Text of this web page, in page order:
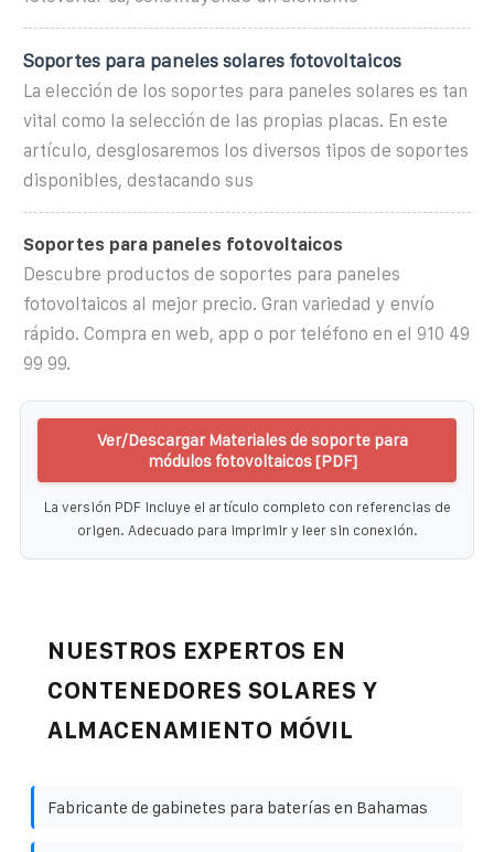
Soportes para paneles solares fotovoltaicos
La elección de los soportes para paneles solares es tan
vital como la selección de las propias placas. En este
artículo, desglosaremos los diversos tipos de soportes
disponibles, destacando sus
Soportes para paneles fotovoltaicos
Descubre productos de soportes para paneles
fotovoltaicos al mejor precio. Gran variedad y envío
rápido. Compra en web, app o por teléfono en el 910 49
99 99.
Ver/Descargar Materiales de soporte para
módulos fotovoltaicos [PDF]
La versión PDF incluye el artículo completo con referencias de
origen. Adecuado para imprimir y leer sin conexión.
NUESTROS EXPERTOS EN
CONTENEDORES SOLARES Y
ALMACENAMIENTO MÓVIL
Fabricante de gabinetes para baterías en Bahamas